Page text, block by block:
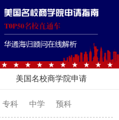
美国名校商学院申请
专科 中学 预科